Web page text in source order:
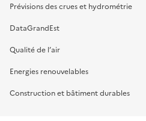
Prévisions des crues et hydrométrie
DataGrandEst
Qualité de l’air
Energies renouvelables
Construction et bâtiment durables